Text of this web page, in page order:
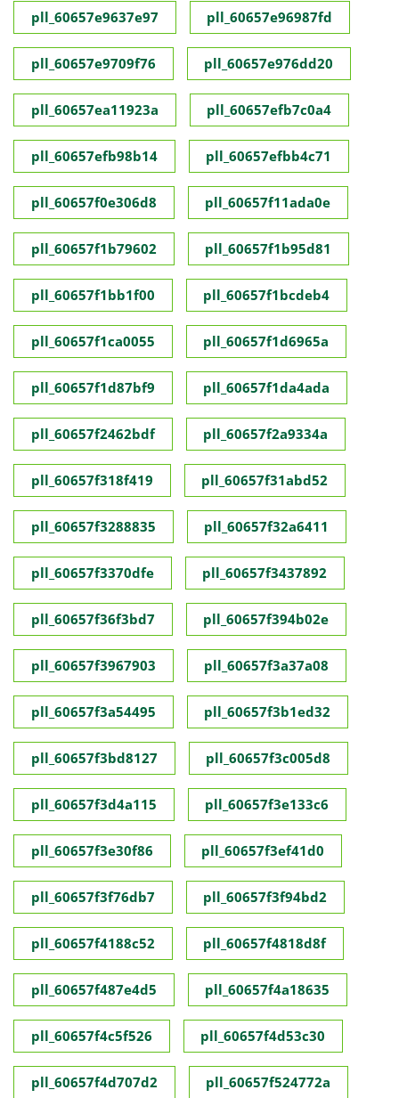
pll_60657e9637e97 pll_60657e96987fd
pll_60657e9709f76 pll_60657e976dd20
pll_60657ea11923a pll_60657efb7c0a4
pll_60657efb98b14 pll_60657efbb4c71
pll_60657f0e306d8 pll_60657f11ada0e
pll_60657f1b79602 pll_60657f1b95d81
pll_60657f1bb1f00 pll_60657f1bcdeb4
pll_60657f1ca0055 pll_60657f1d6965a
pll_60657f1d87bf9 pll_60657f1da4ada
pll_60657f2462bdf pll_60657f2a9334a
pll_60657f318f419 pll_60657f31abd52
pll_60657f3288835 pll_60657f32a6411
pll_60657f3370dfe pll_60657f3437892
pll_60657f36f3bd7 pll_60657f394b02e
pll_60657f3967903 pll_60657f3a37a08
pll_60657f3a54495 pll_60657f3b1ed32
pll_60657f3bd8127 pll_60657f3c005d8
pll_60657f3d4a115 pll_60657f3e133c6
pll_60657f3e30f86 pll_60657f3ef41d0
pll_60657f3f76db7 pll_60657f3f94bd2
pll_60657f4188c52 pll_60657f4818d8f
pll_60657f487e4d5 pll_60657f4a18635
pll_60657f4c5f526 pll_60657f4d53c30
pll_60657f4d707d2 pll_60657f524772a